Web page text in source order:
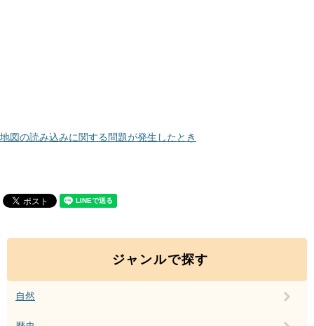
地図の読み込みに関する問題が発生したとき
ジャンルで探す
自然